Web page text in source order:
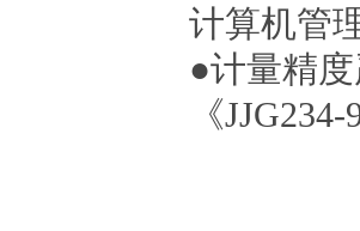
计算机管
●计量精
《JJG234-